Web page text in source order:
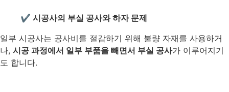
✔ 시공사의 부실 공사와 하자 문제
일부 시공사는 공사비를 절감하기 위해 불량 자재를 사용하거
나, 시공 과정에서 일부 부품을 빼면서 부실 공사가 이루어지기
도 합니다.